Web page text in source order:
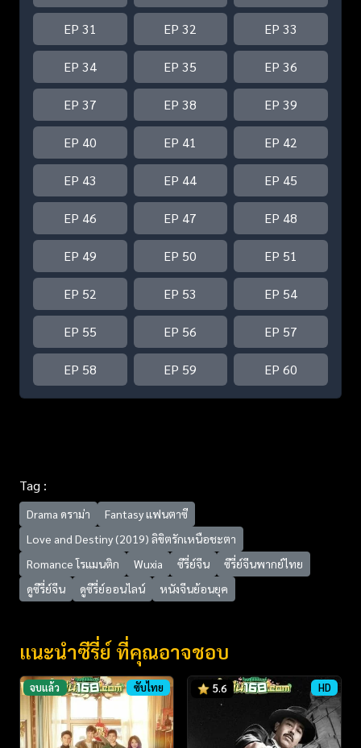
EP 31 EP 32 EP 33
EP 34 EP 35 EP 36
EP 37 EP 38 EP 39
EP 40 EP 41 EP 42
EP 43 EP 44 EP 45
EP 46 EP 47 EP 48
EP 49 EP 50 EP 51
EP 52 EP 53 EP 54
EP 55 EP 56 EP 57
EP 58 EP 59 EP 60
Tag :
Drama ดราม่า
Fantasy แฟนตาซี
Love and Destiny (2019) ลิขิตรักเหนือชะตา
Romance โรแมนติก
Wuxia ซีรี่ย์จีน
ซีรี่ย์จีนพากย์ไทย
ดูซีรี่ย์จีน
ดูซีรี่ย์ออนไลน์ หนังจีนย้อนยุค
แนะนำซีรี่ย์ ที่คุณอาจชอบ
จบแล้ว ซับไทย 5.6 HD